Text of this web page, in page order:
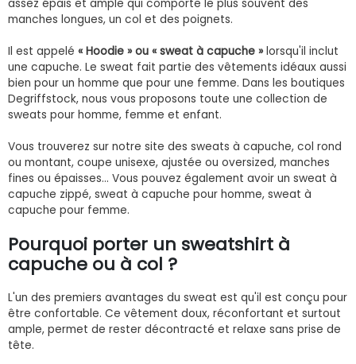
assez épais et ample qui comporte le plus souvent des
manches longues, un col et des poignets.
Il est appelé « Hoodie » ou « sweat à capuche »lorsqu'il inclut
une capuche. Le sweat fait partie des vêtements idéaux aussi
bien pour un homme que pour une femme. Dans les boutiques
Degriffstock, nous vous proposons toute une collection de
sweats pour homme, femme et enfant.
Vous trouverez sur notre site des sweats à capuche, col rond
ou montant, coupe unisexe, ajustée ou oversized, manches
fines ou épaisses… Vous pouvez également avoir un sweat à
capuche zippé, sweat à capuche pour homme, sweat à
capuche pour femme.
Pourquoi porter un sweatshirt à
capuche ou à col ?
L'un des premiers avantages du sweat est qu'il est conçu pour
être confortable. Ce vêtement doux, réconfortant et surtout
ample, permet de rester décontracté et relaxe sans prise de
tête.